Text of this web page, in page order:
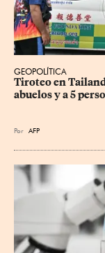
GEOPOLÍTICA
Tiroteo en
abuelos y a 5
Por AFP